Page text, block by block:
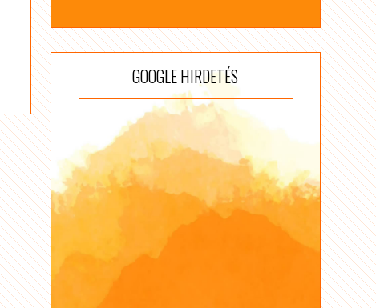
GOOGLE HIRDETÉS